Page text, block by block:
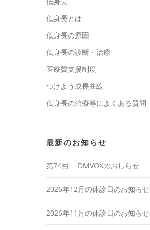
低身長とは
低身長の原因
低身長の診断・治療
医療費支援制度
つけよう成長曲線
低身長の治療等によくある質問
最新のお知らせ
第74回 DMVOXのおしらせ
2026年12月の休診日のお知らせ
2026年11月の休診日のお知らせ